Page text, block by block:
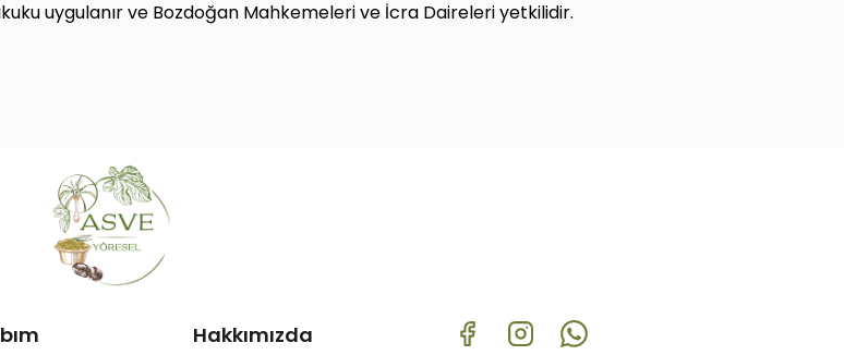
uygulanır ve Bozdoğan Mahkemeleri ve İcra Daireleri yetkilidir.
Hakkımızda